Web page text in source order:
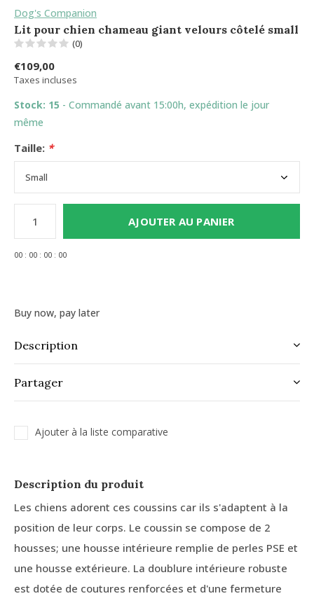
Dog's Companion
Lit pour chien chameau giant velours côtelé small
(0)
€109,00
Taxes incluses
Stock: 15 - Commandé avant 15:00h, expédition le jour
même
Taille: *
AJOUTER AU PANIER
00 : 00 : 00 : 00
Buy now, pay later
Description
Partager
Ajouter à la liste comparative
Description du produit
Les chiens adorent ces coussins car ils s'adaptent à la
position de leur corps. Le coussin se compose de 2
housses; une housse intérieure remplie de perles PSE et
une housse extérieure. La doublure intérieure robuste
est dotée de coutures renforcées et d'une fermeture